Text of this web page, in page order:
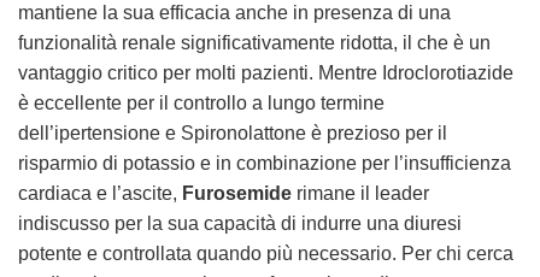
mantiene la sua efficacia anche in presenza di una
funzionalità renale significativamente ridotta, il che è un
vantaggio critico per molti pazienti. Mentre Idroclorotiazide
è eccellente per il controllo a lungo termine
dell’ipertensione e Spironolattone è prezioso per il
risparmio di potassio e in combinazione per l’insufficienza
cardiaca e l’ascite, Furosemide rimane il leader
indiscusso per la sua capacità di indurre una diuresi
potente e controllata quando più necessario. Per chi cerca